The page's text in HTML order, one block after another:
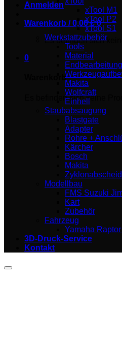
Anmelden
Warenkorb /0,00€ 0
Es befinden sich
0
Warenkorb
Es befinden sich keine
xTool M1
xTool P2
xTool S1
Werkstattzubehör
Tools
Material
Endbearbeitung
Makita
Wolfcraft
Einhell
Staubabsaugung
Blastgate
Adapter
Rohre +
Kärcher
Bosch
Makita
Modellbau
FMS Suzuki
Kart
Zubehör
Fahrzeug
Yamaha
3D-Druck-Service
Kontakt